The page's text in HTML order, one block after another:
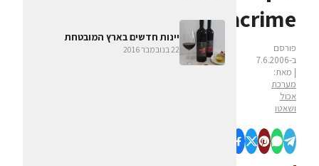
Lacrime
פורסם
ב-7.6.2006
| מאת:
מערכת
אכול
ושאטו
יינות חדשים בארץ המובטחת
22 בנובמבר 2016